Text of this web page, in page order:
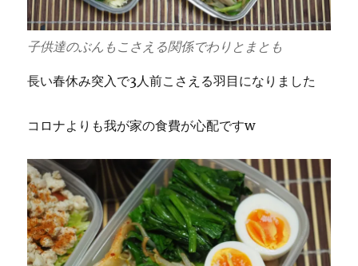
子供達のぶんもこさえる関係でわりとまとも
長い春休み突入で3人前こさえる羽目になりました
コロナよりも我が家の食費が心配ですw